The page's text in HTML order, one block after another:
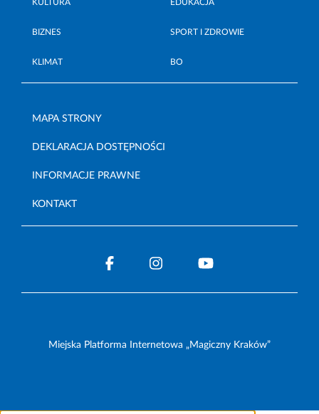
KULTURA EDUKACJA
BIZNES SPORT I ZDROWIE
KLIMAT BO
MAPA STRONY
DEKLARACJA DOSTĘPNOŚCI
INFORMACJE PRAWNE
KONTAKT
Miejska Platforma Internetowa „Magiczny Kraków”